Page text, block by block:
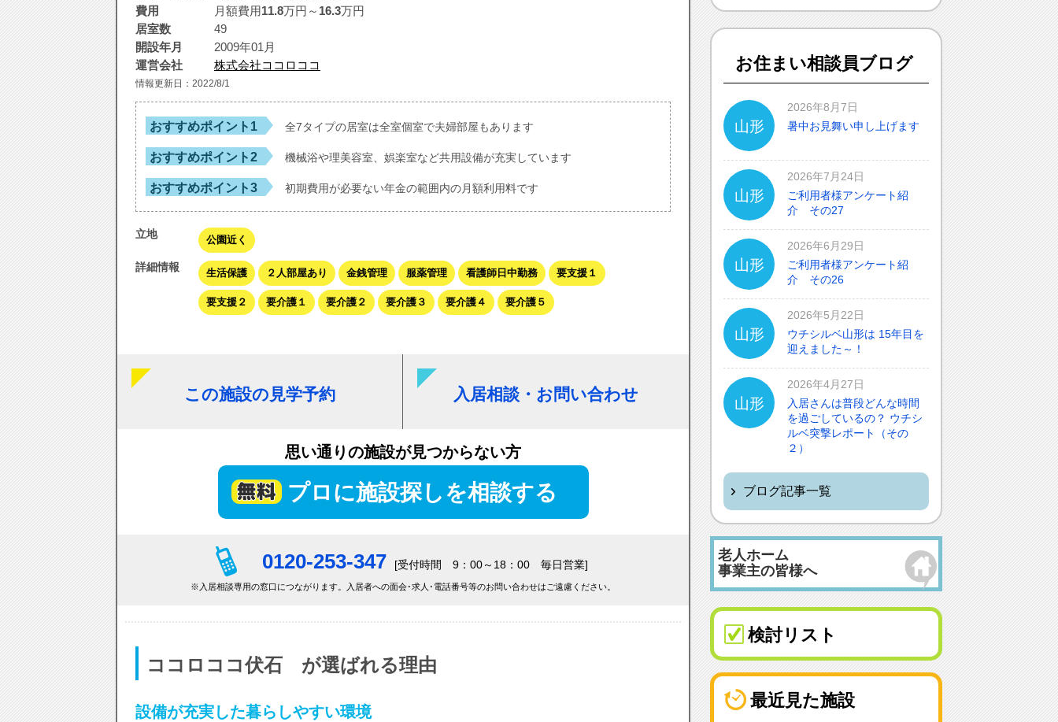
費用
月額費用11.8万円～ 16.3万円
居室数
49
開設年月
2009年01月
運営会社
株式会社ココロココ
情報更新日：2022/8/1
おすすめポイント1 全7タイプの居室は全室個室で夫婦部屋もあります
おすすめポイント2 機械浴や理美容室、娯楽室など共用設備が充実しています
おすすめポイント3 初期費用が必要ない年金の範囲内の月額利用料です
立地 公園近く
詳細情報 生活保護 ２人部屋あり 金銭管理 服薬管理 看護師日中勤務 要支援１
要支援２ 要介護１ 要介護２ 要介護３ 要介護４ 要介護５
この施設の見学予約 入居相談・お問い合わせ
思い通りの施設が見つからない方
プロに施設探しを相談する
0120-253-347 [受付時間 9：00～18：00 毎日営業]
※入居相談専用の窓口につながります。入居者への面会･求人･電話番号等のお問い合わせはご遠慮ください。
ココロココ伏石 が選ばれる理由
設備が充実した暮らしやすい環境
お住まい相談員ブログ
山形
2026年8月7日
暑中お見舞い申し上げます
山形
2026年7月24日
ご利用者様アンケート紹
介 その27
山形
2026年6月29日
ご利用者様アンケート紹
介 その26
山形
2026年5月22日
ウチシルベ山形は 15年目を
迎えました～！
山形
2026年4月27日
入居さんは普段どんな時間
を過ごしているの？ ウチシ
ルベ突撃レポート（その
２）
ブログ記事一覧
老人ホーム
事業主の皆様へ
検討リスト
最近見た施設